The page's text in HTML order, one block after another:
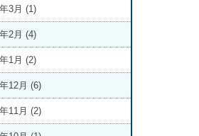
3月 (1)
2月 (4)
1月 (2)
12月 (6)
11月 (2)